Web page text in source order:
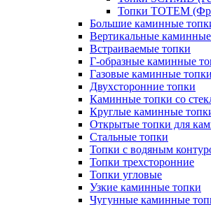
Топки TOTEM
Большие каминные
Вертикальные
Встраиваемые топки
Г-образные каминные
Газовые каминные топки
Двухсторонние топки
Каминные топки со
Круглые каминные
Открытые топки для
Стальные топки
Топки с водяным
Топки трехсторонние
Топки угловые
Узкие каминные топки
Чугунные каминные